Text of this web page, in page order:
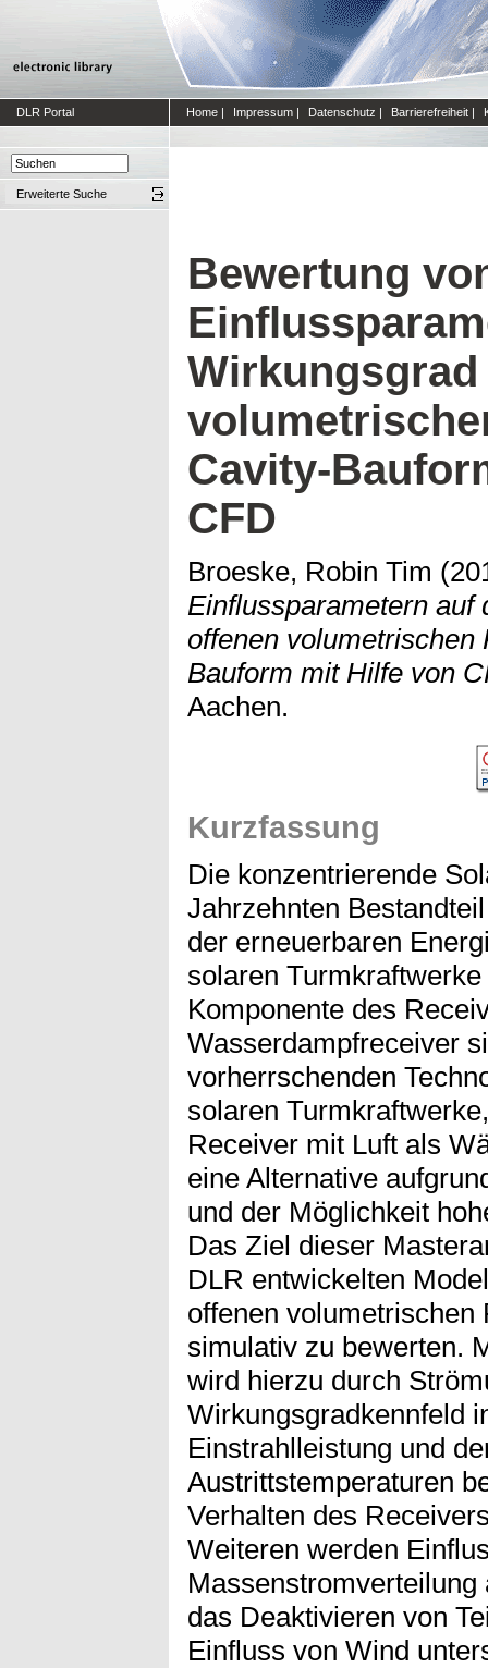
DLR Portal Home | Impressum | Datenschutz | Barrierefreiheit |
Erweiterte Suche
Bewertung
Cavity-
CFD
Broeske, Robin Tim
Einflussparametern auf
offenen
Bauform mit Hilfe von
Aachen.
Kurzfassung
Die konzentrierende
Jahrzehnten
der erneuerbaren
solaren
Komponente des
Wasserdampfreceiver
vorherrschenden
solaren
Receiver mit Luft als
eine Alternative
und der Möglichkeit
Das Ziel dieser
DLR entwickelten
offenen
simulativ zu bewerten.
wird hierzu durch
Wirkungsgradkennfeld
Einstrahlleistung und
Austrittstemperaturen
Verhalten des
Weiteren werden
das Deaktivieren von
Einfluss von Wind